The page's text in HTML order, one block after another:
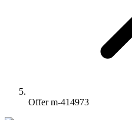
Offer m-414973